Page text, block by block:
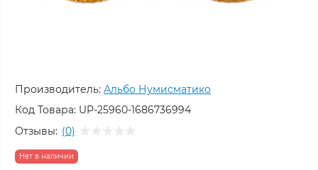
Производитель: Альбо Нумисматико
Код Товара: UP-25960-1686736994
Отзывы: (0)
Нет в наличии